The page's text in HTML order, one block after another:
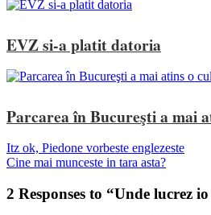
EVZ si-a platit datoria
Parcarea în Bucureşti a mai
Itz ok, Piedone vorbeste englezeste
Cine mai munceste in tara asta?
2 Responses to “Unde lucrez